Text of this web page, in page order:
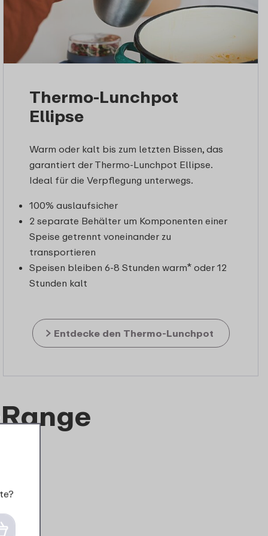
Thermo-Lunchpot
Ellipse
Warm oder kalt bis zum letzten Bissen, das
garantiert der Thermo-Lunchpot Ellipse.
Ideal für die Verpflegung unterwegs.
100% auslaufsicher
2 separate Behälter um Komponenten einer
Speise getrennt voneinander zu
transportieren
Speisen bleiben 6-8 Stunden warm* oder 12
Stunden kalt
Entdecke den Thermo-Lunchpot